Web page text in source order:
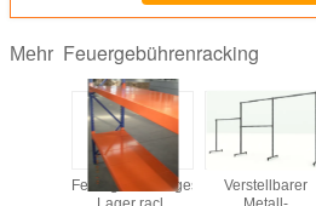
Mehr Feuergebührenracking
Feuergebührengestelle,Verstellbarer